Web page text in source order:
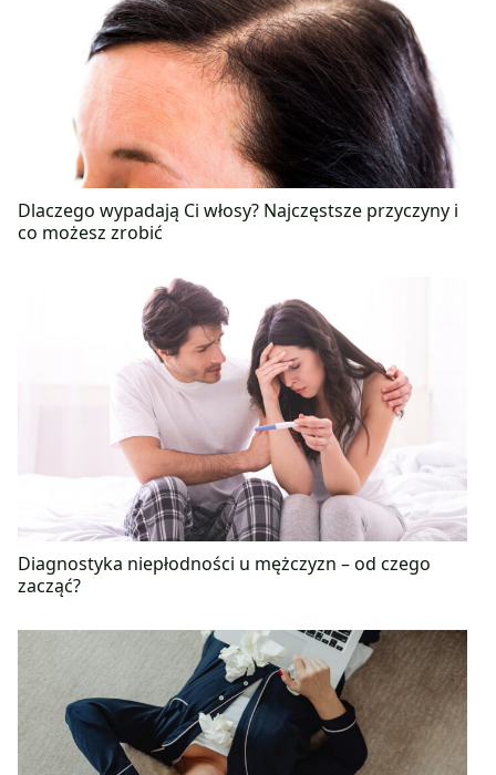
Dlaczego wypadają Ci włosy? Najczęstsze przyczyny i
co możesz zrobić
Diagnostyka niepłodności u mężczyzn – od czego
zacząć?